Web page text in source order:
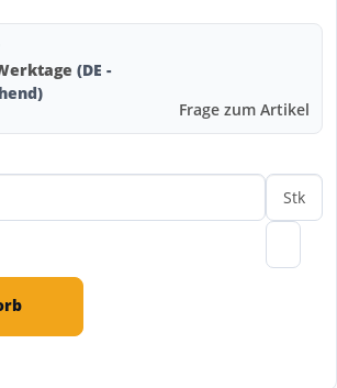
(DE -
Frage zum Artikel
Stk